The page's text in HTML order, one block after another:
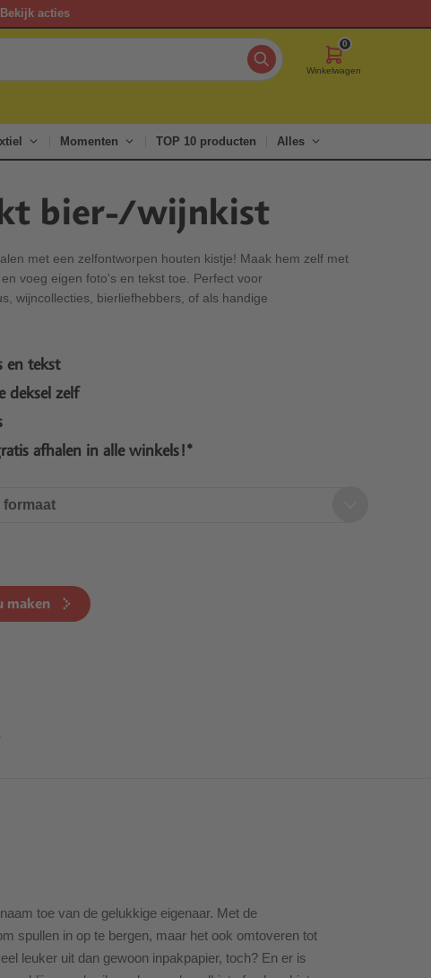
acties
0
Winkelwagen
Momenten TOP 10 producten Alles
bier-/wijnkist
met een zelfontworpen houten kistje! Maak hem zelf met
voeg eigen foto's en tekst toe. Perfect voor
wijncollecties, bierliefhebbers, of als handige
en tekst
deksel zelf
afhalen in alle winkels!*
formaat
maken
toe van de gelukkige eigenaar. Met de
spullen in op te bergen, maar het ook omtoveren tot
leuker uit dan gewoon inpakpapier, toch? En er is